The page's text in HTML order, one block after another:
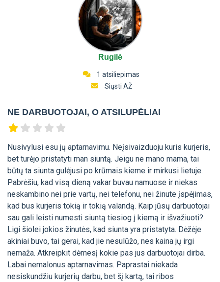
Rugilė
1 atsiliepimas
Siųsti AŽ
NE DARBUOTOJAI, O ATSILUPĖLIAI
Nusivylusi esu jų aptarnavimu. Neįsivaizduoju kuris kurjeris,
bet turėjo pristatyti man siuntą. Jeigu ne mano mama, tai
būtų ta siunta gulėjusi po krūmais kieme ir mirkusi lietuje.
Pabrėšiu, kad visą dieną vakar buvau namuose ir niekas
neskambino nei prie vartų, nei telefonu, nei žinute įspėjimas,
kad bus kurjeris tokią ir tokią valandą. Kaip jūsų darbuotojai
sau gali leisti numesti siuntą tiesiog į kiemą ir išvažiuoti?
Ligi šiolei jokios žinutės, kad siunta yra pristatyta. Dėžėje
akiniai buvo, tai gerai, kad jie nesulūžo, nes kaina jų irgi
nemaža. Atkreipkit dėmesį kokie pas jus darbuotojai dirba.
Labai nemalonus aptarnavimas. Paprastai niekada
nesiskundžiu kurjerių darbu, bet šį kartą, tai ribos